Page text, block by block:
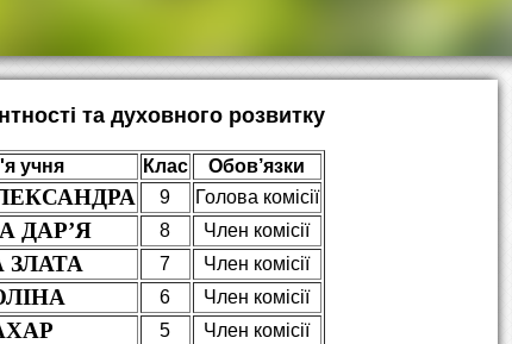
та духовного розвитку
учня Клас
Обов’язки
9
Голова комісії
ДАР’Я 8
Член комісії
7
Член комісії
6
Член комісії
5 Член комісії